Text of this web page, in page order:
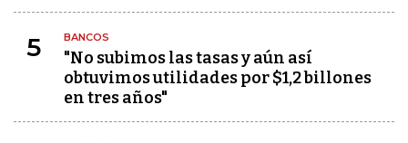
5 BANCOS
"No subimos las tasas y aún así
obtuvimos utilidades por $1,2 billones
en tres años"